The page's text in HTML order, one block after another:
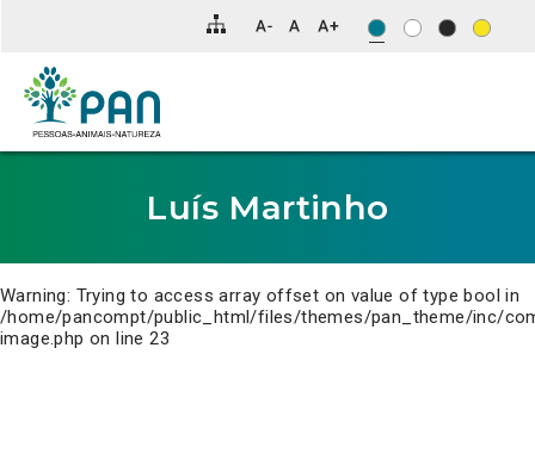
para
conteúdo
principal
da
Luís Martinho
Warning: Trying to access array offset on value of type bool in
/home/pancompt/public_html/files/themes/pan_theme/inc/
image.php on line23